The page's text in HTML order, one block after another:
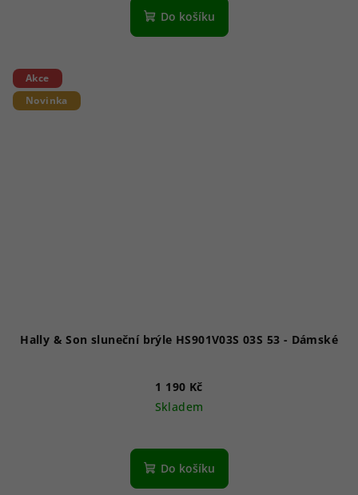
Do košíku
Akce
Novinka
Hally & Son sluneční brýle HS901V03S 03S 53 - Dámské
1 190 Kč
Skladem
Do košíku